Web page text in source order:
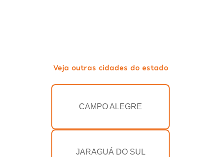
Veja outras cidades do estado
CAMPO ALEGRE
JARAGUÁ DO SUL